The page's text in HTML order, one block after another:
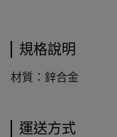
規格說明
材質：鋅合金
運送方式